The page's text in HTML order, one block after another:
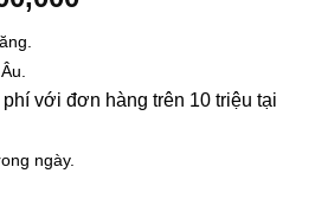
25,200,000₫.
với đơn hàng trên 10 triệu tại
ngày.